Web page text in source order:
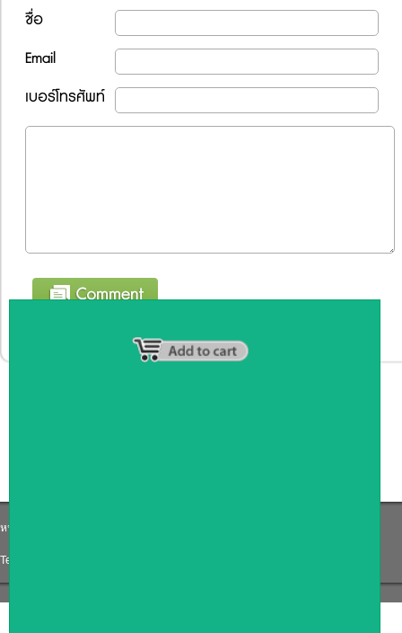
ชื่อ
Email
เบอร์โทรศัพท์
หน้าหลัก
Tel: 0871191759